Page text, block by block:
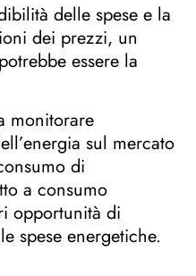
delle spese e la
dei prezzi, un
essere la
monitorare
sul mercato
di
a consumo
opportunità di
spese energetiche.